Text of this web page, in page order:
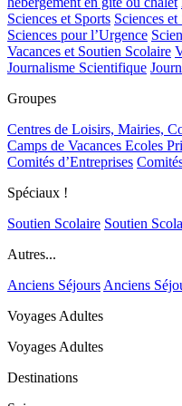
Sciences et Sports Sciences et
Sciences pour l’Urgence
Vacances et Soutien Scolaire
Journalisme Scientifique
Groupes
Centres de Loisirs, Mairies,
Camps de Vacances Ecoles
Comités d’Entreprises
Spéciaux !
Soutien Scolaire Soutien
Autres...
Anciens Séjours Anciens
Voyages Adultes
Voyages Adultes
Destinations